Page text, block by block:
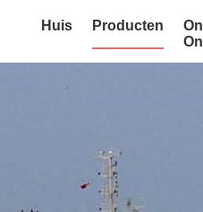
Huis Producten